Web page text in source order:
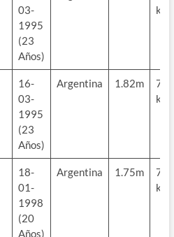
03-
1995
(23
Años)
kg
16-
03-
1995
(23
Años)
Argentina 1.82m
70
kg
18-
01-
1998
(20
Años)
Argentina 1.75m
77
kg